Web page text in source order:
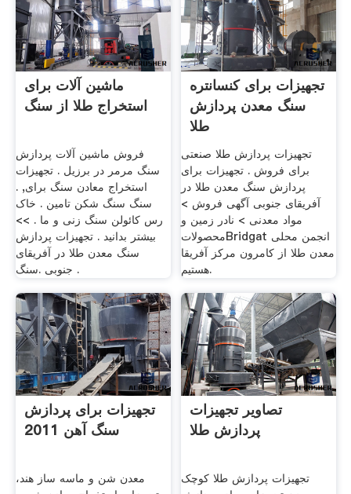
ماشین آلات برای
استخراج طلا از سنگ
فروش ماشین آلات پردازش
سنگ مرمر در برزیل . تجهیزات
استخراج معادن سنگ برای, .
سنگ سنگ شکن تامین . خاک
رس کائولن سنگ زنی و ما . >>
بیشتر بدانید . تجهیزات پردازش
سنگ معدن طلا در آفریقای
جنوبی .سنگ .
تجهیزات برای کنسانتره
سنگ معدن پردازش
طلا
تجهیزات پردازش طلا صنعتی
برای فروش . تجهیزات برای
پردازش سنگ معدن طلا در
آفریقای جنوبی آگهی فروش >
مواد معدنی > نادر زمین و
محصولاتBridgat انجمن محلی
معدن طلا از کامرون مرکز آفریقا
هستیم.
تجهیزات برای پردازش
سنگ آهن 2011
معدن شن و ماسه ساز هند،
تصاویر تجهیزات
پردازش طلا
تجهیزات پردازش طلا کوچک